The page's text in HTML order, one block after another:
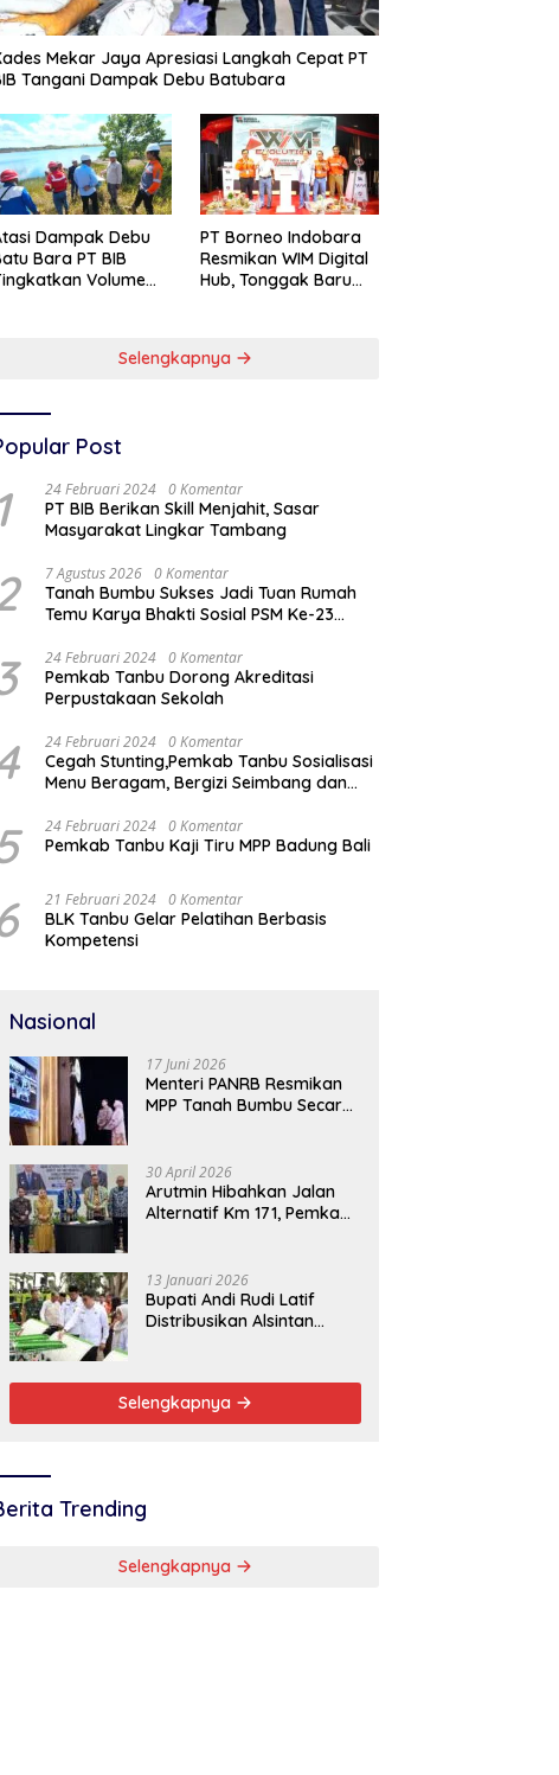
Mekar Jaya Apresiasi Langkah Cepat PT
Tangani Dampak Debu Batubara
Dampak Debu
Bara PT BIB
Volume
PT Borneo Indobara
Resmikan WIM Digital
Hub, Tonggak Baru
Batubara
Selengkapnya
Post
1 24 Februari 2024 0 Komentar
PT BIB Berikan Skill Menjahit, Sasar
Masyarakat Lingkar Tambang
7 Agustus 2026 0 Komentar
Tanah Bumbu Sukses Jadi Tuan Rumah
Temu Karya Bhakti Sosial PSM Ke-23
24 Februari 2024 0 Komentar
Pemkab Tanbu Dorong Akreditasi
Perpustakaan Sekolah
24 Februari 2024 0 Komentar
Cegah Stunting,Pemkab Tanbu Sosialisasi
Menu Beragam, Bergizi Seimbang dan
24 Februari 2024 0 Komentar
Pemkab Tanbu Kaji Tiru MPP Badung Bali
21 Februari 2024 0 Komentar
BLK Tanbu Gelar Pelatihan Berbasis
Kompetensi
Nasional
17 Juni 2026
Menteri PANRB Resmikan
MPP Tanah Bumbu Secara
30 April 2026
Arutmin Hibahkan Jalan
Alternatif Km 171, Pemkab
13 Januari 2026
Bupati Andi Rudi Latif
Distribusikan Alsintan
Selengkapnya
Trending
Selengkapnya